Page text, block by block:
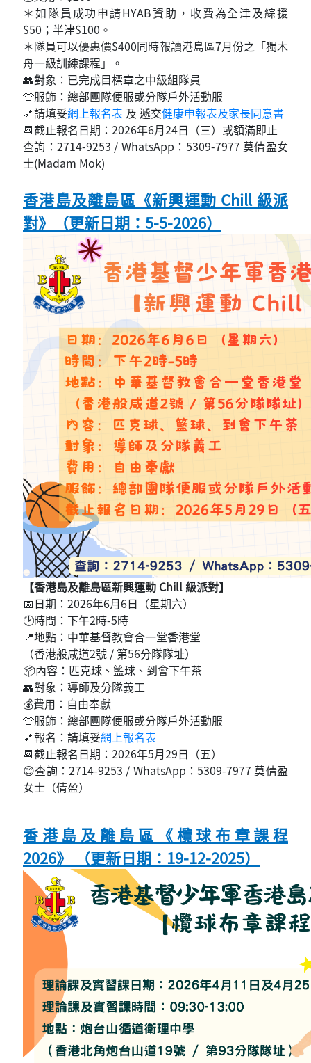
＊如隊員成功申請HYAB資助，收費為全津及綜援
$50；半津$100。
＊隊員可以優惠價$400同時報讀港島區7月份之「獨木
舟一級訓練課程」。
👥對象：已完成目標章之中級組隊員
👕服飾：總部團隊便服或分隊戶外活動服
🔗請填妥網上報名表 及 遞交健康申報表及家長同意書
📆截止報名日期：2026年6月24日（三）或額滿即止
查詢：2714-9253 / WhatsApp：5309-7977 莫倩盈女
士(Madam Mok)
香港島及離島區《新興運動 Chill 級派
對》（更新日期：5-5-2026）
【香港島及離島區新興運動 Chill 級派對】
📅日期：2026年6月6日（星期六）
🕑時間：下午2時-5時
📍地點：中華基督教會合一堂香港堂
（香港般咸道2號 / 第56分隊隊址）
📦內容：匹克球、籃球、到會下午茶
👥對象：導師及分隊義工
💰費用：自由奉獻
👕服飾：總部團隊便服或分隊戶外活動服
🔗報名：請填妥網上報名表
📆截止報名日期：2026年5月29日（五）
😊查詢：2714-9253 / WhatsApp：5309-7977 莫倩盈
女士（倩盈）
香港島及離島區《欖球布章課程
2026》 （更新日期：19-12-2025）